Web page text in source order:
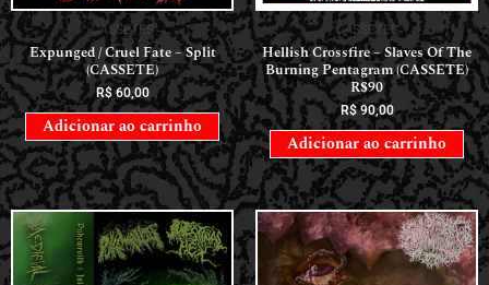
CASSETES
Expunged / Cruel Fate – Split
(CASSETE)
R$60,00
Adicionar ao carrinho
CASSETES
Hellish Crossfire – Slaves Of The
Burning Pentagram (CASSETE)
R$90
R$90,00
Adicionar ao carrinho